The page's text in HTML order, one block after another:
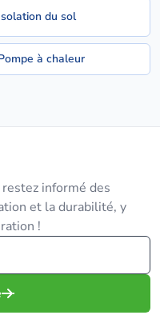
du sol
à chaleur
informé des
et la durabilité, y
!